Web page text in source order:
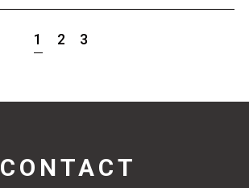
1 2 3
CONTACT